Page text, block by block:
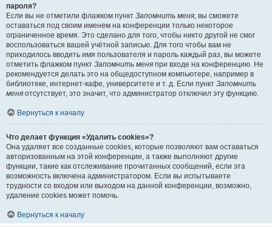
пароля?
Если вы не отметили флажком пункт Запомнить меня , вы сможете
оставаться под своим именем на конференции только некоторое
ограниченное время. Это сделано для того, чтобы никто другой не смог
воспользоваться вашей учётной записью. Для того чтобы вам не
приходилось вводить имя пользователя и пароль каждый раз, вы можете
отметить флажком пункт Запомнить меня при входе на конференцию. Не
рекомендуется делать это на общедоступном компьютере, например в
библиотеке, интернет-кафе, университете и т. д. Если пункт Запомнить
меня отсутствует, это значит, что администратор отключил эту функцию.
Вернуться к началу
Что делает функция «Удалить cookies»?
Она удаляет все созданные cookies, которые позволяют вам оставаться
авторизованным на этой конференции, а также выполняют другие
функции, такие как отслеживание прочитанных сообщений, если эта
возможность включена администратором. Если вы испытываете
трудности со входом или выходом на данной конференции, возможно,
удаление cookies может помочь.
Вернуться к началу